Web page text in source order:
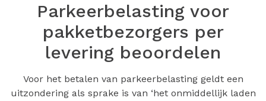
Parkeerbelasting voor
pakketbezorgers per
levering beoordelen
Voor het betalen van parkeerbelasting geldt een
uitzondering als sprake is van ‘het onmiddellijk laden